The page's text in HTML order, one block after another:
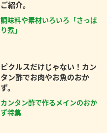
ご紹介。
調味料や素材いろいろ「さっぱ
り煮」
ピクルスだけじゃない！カン
タン酢でお肉やお魚のおか
ず。
カンタン酢で作るメインのおか
ず特集